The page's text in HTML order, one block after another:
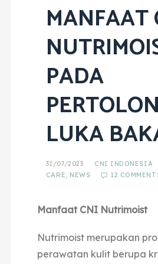
MANFAAT
PADA
LUKA
31/07/2023 CNI INDONESIA
CARE, NEWS 12
Manfaat CNI Nutrimoist
Nutrimoist merupakan
perawatan kulit berupa